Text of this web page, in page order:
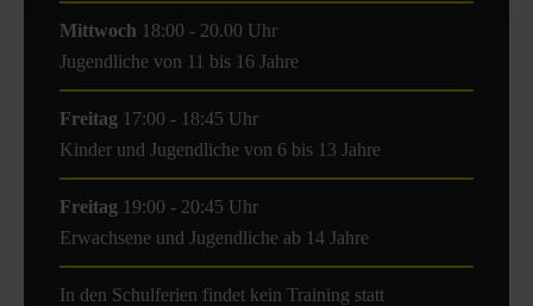
Mittwoch 18:00 - 20.00 Uhr
Jugendliche von 11 bis 16 Jahre
Freitag 17:00 - 18:45 Uhr
Kinder und Jugendliche von 6 bis 13 Jahre
Freitag 19:00 - 20:45 Uhr
Erwachsene und Jugendliche ab 14 Jahre
In den Schulferien findet kein Training statt